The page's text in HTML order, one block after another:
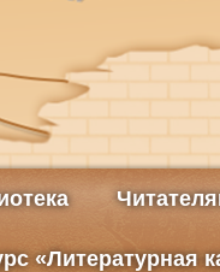
«Литературная